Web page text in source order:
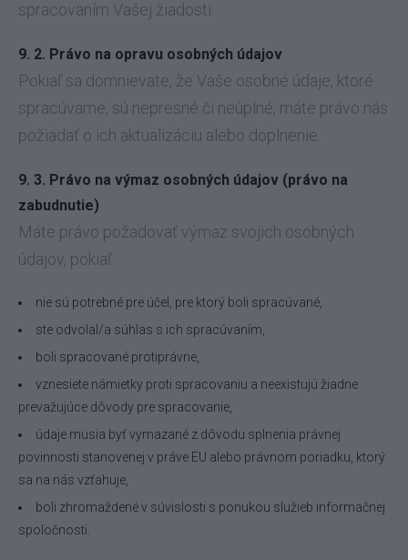
spracovaním Vašej žiadosti.
9. 2. Právo na opravu osobných údajov
Pokiaľ sa domnievate, že Vaše osobné údaje, ktoré
spracúvame, sú nepresné či neúplné, máte právo nás
požiadať o ich aktualizáciu alebo doplnenie.
9. 3. Právo na výmaz osobných údajov (právo na
zabudnutie)
Máte právo požadovať výmaz svojich osobných
údajov, pokiaľ:
nie sú potrebné pre účel, pre ktorý boli spracúvané,
ste odvolal/a súhlas s ich spracúvaním,
boli spracované protiprávne,
vznesiete námietky proti spracovaniu a neexistujú žiadne
prevažujúce dôvody pre spracovanie,
údaje musia byť vymazané z dôvodu splnenia právnej
povinnosti stanovenej v práve EU alebo právnom poriadku, ktorý
sa na nás vzťahuje,
boli zhromaždené v súvislosti s ponukou služieb informačnej
spoločnosti.